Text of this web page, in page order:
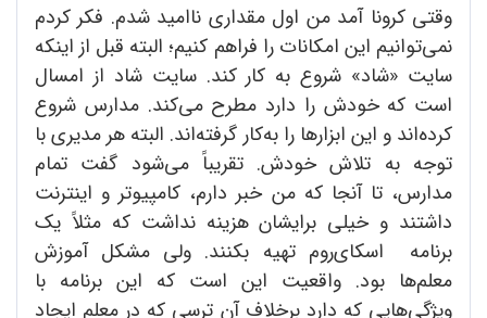
وقتی کرونا آمد من اول مقداری ناامید شدم. فکر کردم
نمی‌توانیم این امکانات را فراهم کنیم؛ البته قبل از اینکه
سایت «شاد» شروع به کار کند. سایت شاد از امسال
است که خودش را دارد مطرح می‌کند. مدارس شروع
کرده‌اند و این ابزارها را به‌کار گرفته‌اند. البته هر مدیری با
توجه به تلاش خودش. تقریباً می‌شود گفت تمام
مدارس، تا آنجا که من خبر دارم، کامپیوتر و اینترنت
داشتند و خیلی برایشان هزینه نداشت که مثلاً یک
برنامه اسکای‌روم تهیه بکنند. ولی مشکل آموزش
معلم‌ها بود. واقعیت این است که این برنامه با
ویژگی‌هایی که دارد برخلاف آن ترسی که در معلم ایجاد